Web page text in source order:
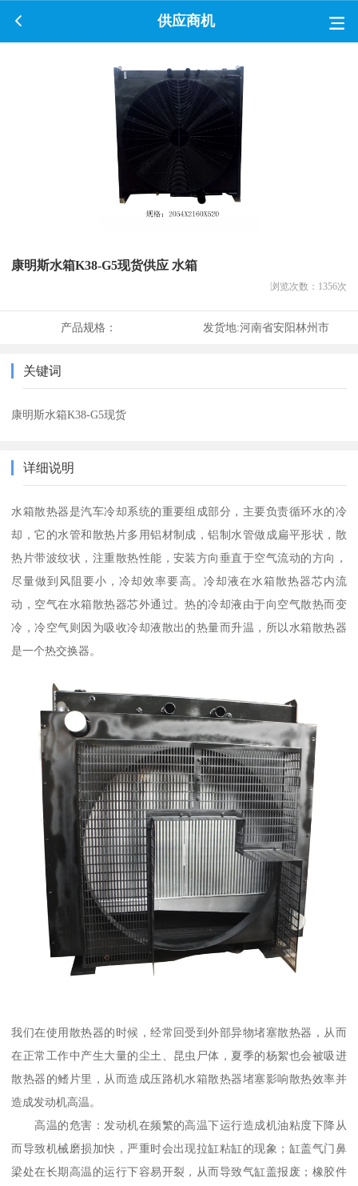
供应商机
康明斯水箱K38-G5现货供应 水箱
浏览次数： 1356次
产品规格： 发货地:河南省安阳林州市
关键词
康明斯水箱K38-G5现货
详细说明
水箱散热器是汽车冷却系统的重要组成部分，主要负责循环水的冷
却，它的水管和散热片多用铝材制成，铝制水管做成扁平形状，散
热片带波纹状，注重散热性能，安装方向垂直于空气流动的方向，
尽量做到风阻要小，冷却效率要高。冷却液在水箱散热器芯内流
动，空气在水箱散热器芯外通过。热的冷却液由于向空气散热而变
冷，冷空气则因为吸收冷却液散出的热量而升温，所以水箱散热器
是一个热交换器。
我们在使用散热器的时候，经常回受到外部异物堵塞散热器，从而
在正常工作中产生大量的尘土、昆虫尸体，夏季的杨絮也会被吸进
散热器的鳍片里，从而造成压路机水箱散热器堵塞影响散热效率并
造成发动机高温。
高温的危害：发动机在频繁的高温下运行造成机油粘度下降从
而导致机械磨损加快，严重时会出现拉缸粘缸的现象；缸盖气门鼻
梁处在长期高温的运行下容易开裂，从而导致气缸盖报废；橡胶件